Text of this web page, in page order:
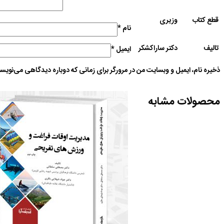
قطع کتاب وزیری
تالیف دکتر ساراکشکر
نام*
ایمیل*
ذخیره نام، ایمیل و وبسایت من در مرورگر برای زمانی که دوباره دیدگاهی
محصولات مشابه